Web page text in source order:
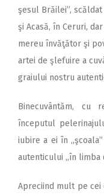
şesul Brăilei”,
şi Acasă, în Ceruri,
mereu învăţător şi
artei de şlefuire a
graiului nostru
Binecuvântăm, cu
începutul
iubire a ei în
autenticului ,,în limba
Apreciind mult pe cei